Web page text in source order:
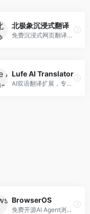
北极象沉浸式翻译
免费沉浸式网页翻译工具，专注于阅读体验。面向普通用户，提供网页双语翻译、文档翻译等服务，免费使用，翻译质量高。
Lufe AI Translator
AI双语翻译扩展，专注于浏览器翻译场景。面向外语内容阅读者，提供网页双语翻译、划词翻译等服务，浏览器集成便捷。
BrowserOS
免费开源AI Agent浏览器，专注于浏览器自动化。面向开发者，提供浏览器控制、任务自动化、API接口等服务，开源免费。